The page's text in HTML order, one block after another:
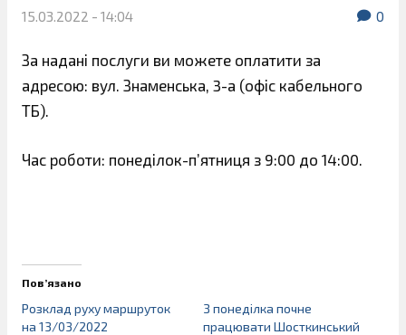
15.03.2022 - 14:04 0
За надані послуги ви можете оплатити за
адресою: вул. Знаменська, 3-а (офіс кабельного
ТБ).
Час роботи: понеділок-п’ятниця з 9:00 до 14:00.
Пов’язано
Розклад руху маршруток
на 13/03/2022
З понеділка почне
працювати Шосткинський